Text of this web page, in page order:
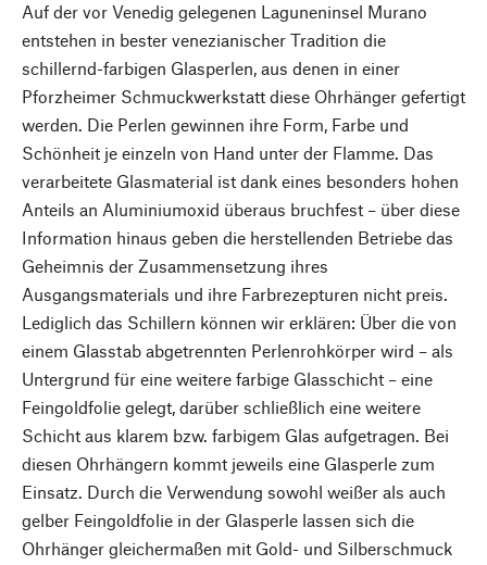
Auf der vor Venedig gelegenen Laguneninsel Murano
entstehen in bester venezianischer Tradition die
schillernd-farbigen Glasperlen, aus denen in einer
Pforzheimer Schmuckwerkstatt diese Ohrhänger gefertigt
werden. Die Perlen gewinnen ihre Form, Farbe und
Schönheit je einzeln von Hand unter der Flamme. Das
verarbeitete Glasmaterial ist dank eines besonders hohen
Anteils an Aluminiumoxid überaus bruchfest – über diese
Information hinaus geben die herstellenden Betriebe das
Geheimnis der Zusammensetzung ihres
Ausgangsmaterials und ihre Farbrezepturen nicht preis.
Lediglich das Schillern können wir erklären: Über die von
einem Glasstab abgetrennten Perlenrohkörper wird – als
Untergrund für eine weitere farbige Glasschicht – eine
Feingoldfolie gelegt, darüber schließlich eine weitere
Schicht aus klarem bzw. farbigem Glas aufgetragen. Bei
diesen Ohrhängern kommt jeweils eine Glasperle zum
Einsatz. Durch die Verwendung sowohl weißer als auch
gelber Feingoldfolie in der Glasperle lassen sich die
Ohrhänger gleichermaßen mit Gold- und Silberschmuck